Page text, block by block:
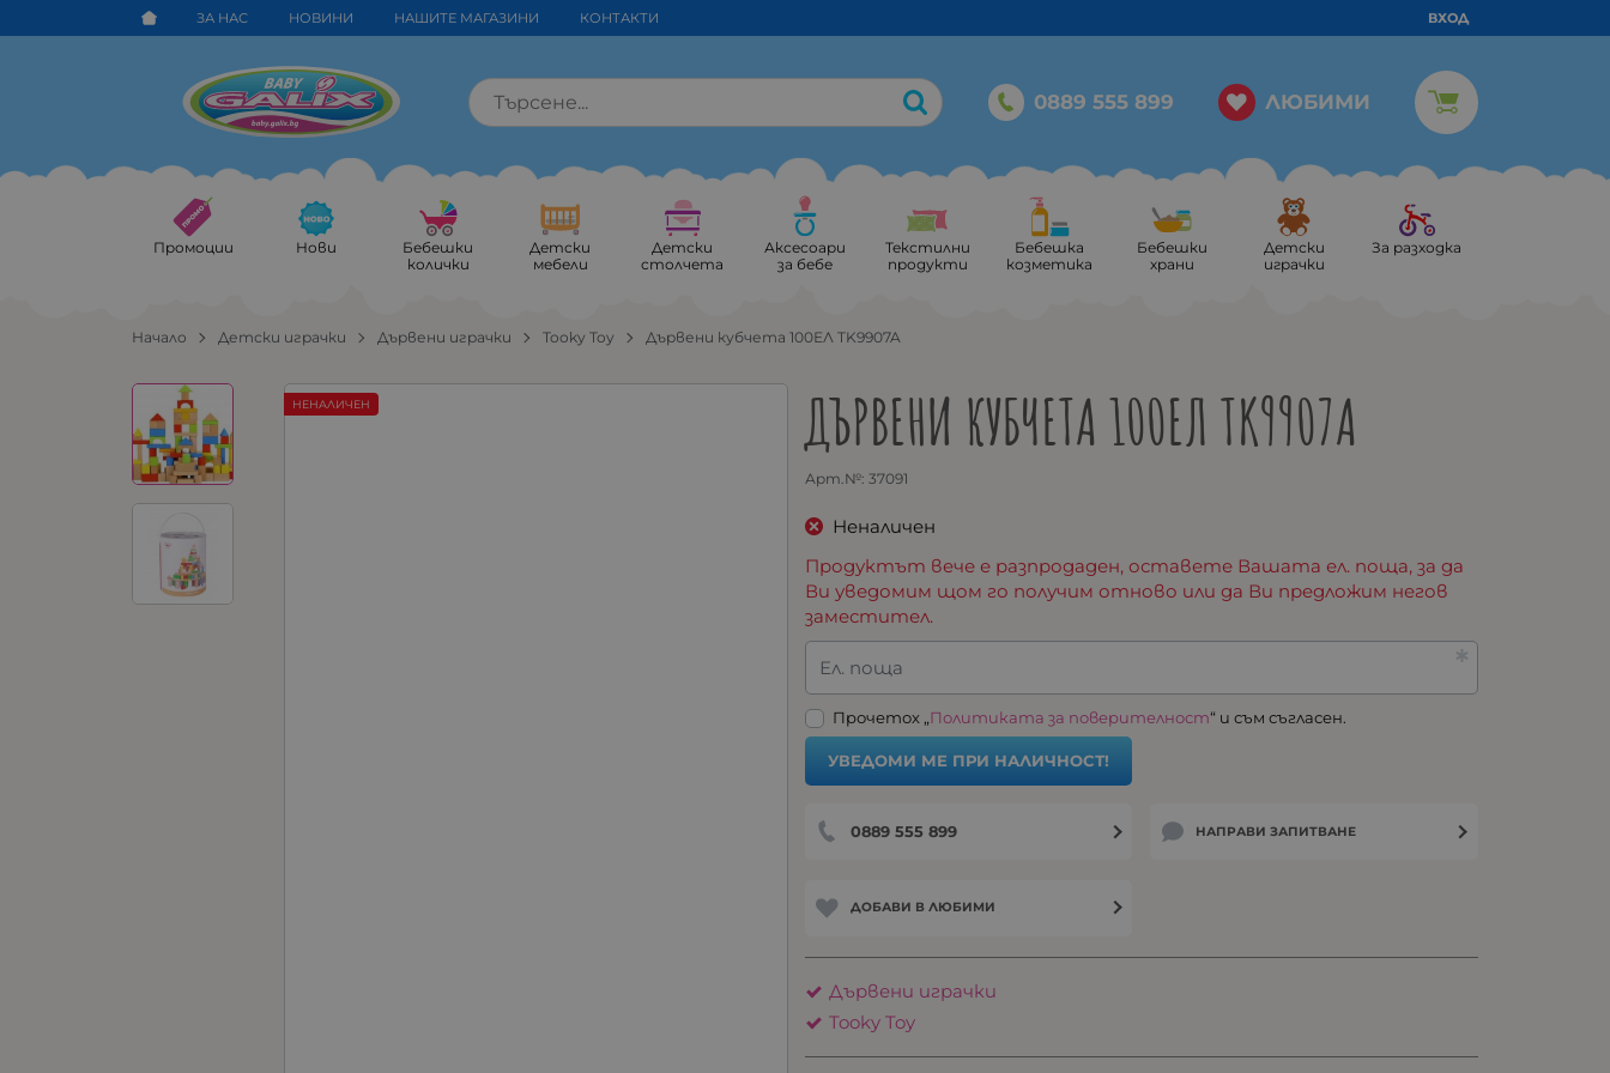
ЗА НАС НОВИНИ НАШИТЕ МАГАЗИНИ КОНТАКТИ ВХОД
0889 555 899 ЛЮБИМИ
Промоции Нови
Бебешки
колички
Детски
мебели
Детски
столчета
Аксесоари
за бебе
Текстилни
продукти
Бебешка
козметика
Бебешки
храни
Детски
играчки
За разходка
Начало Детски играчки Дървени играчки Tooky Toy Дървени кубчета 100ЕЛ TK9907A
ДЪРВЕНИ КУБЧЕТА 100ЕЛ TK9907A
Арт.№: 37091
НЕНАЛИЧЕН
Неналичен
Продуктът вече е разпродаден, оставете Вашата ел. поща, за да
Ви уведомим щом го получим отново или да Ви предложим негов
заместител.
Ел. поща
Прочетох „Политиката за поверителност“ и съм съгласен.
УВЕДОМИ МЕ ПРИ НАЛИЧНОСТ!
0889 555 899 НАПРАВИ ЗАПИТВАНЕ
ДОБАВИ В ЛЮБИМИ
Дървени играчки
Tooky Toy